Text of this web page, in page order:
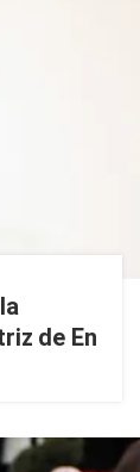
de En